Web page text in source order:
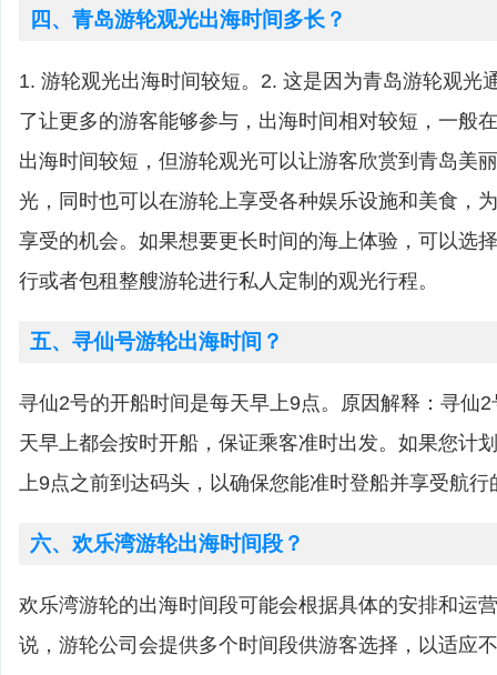
四、青岛游轮观光出海时间多长？
1. 游轮观光出海时间较短。2. 这是因为青岛游轮观光
了让更多的游客能够参与，出海时间相对较短，一般
出海时间较短，但游轮观光可以让游客欣赏到青岛美
光，同时也可以在游轮上享受各种娱乐设施和美食，
享受的机会。如果想要更长时间的海上体验，可以选
行或者包租整艘游轮进行私人定制的观光行程。
五、寻仙号游轮出海时间？
寻仙2号的开船时间是每天早上9点。原因解释：寻仙
天早上都会按时开船，保证乘客准时出发。如果您计
上9点之前到达码头，以确保您能准时登船并享受航行
六、欢乐湾游轮出海时间段？
欢乐湾游轮的出海时间段可能会根据具体的安排和运
说，游轮公司会提供多个时间段供游客选择，以适应